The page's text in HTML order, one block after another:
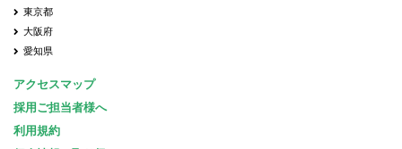
東京都
大阪府
愛知県
アクセスマップ
採用ご担当者様へ
利用規約